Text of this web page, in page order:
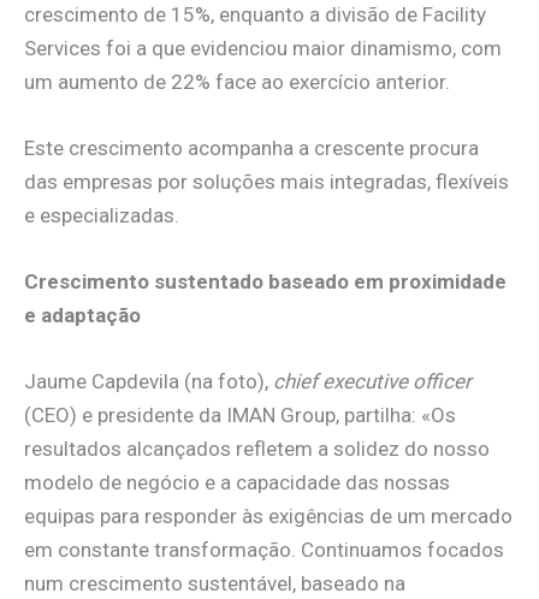
crescimento de 15%, enquanto a divisão de Facility
Services foi a que evidenciou maior dinamismo, com
um aumento de 22% face ao exercício anterior.
Este crescimento acompanha a crescente procura
das empresas por soluções mais integradas, flexíveis
e especializadas.
Crescimento sustentado baseado em proximidade
e adaptação
Jaume Capdevila (na foto), chief executive officer
(CEO) e presidente da IMAN Group, partilha: «Os
resultados alcançados refletem a solidez do nosso
modelo de negócio e a capacidade das nossas
equipas para responder às exigências de um mercado
em constante transformação. Continuamos focados
num crescimento sustentável, baseado na